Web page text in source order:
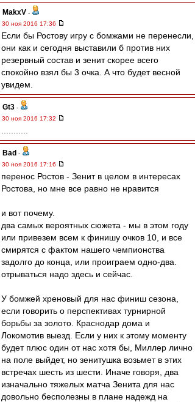
MakxV -
30 ноя 2016 17:36
Если бы Ростову игру с бомжами не перенесли,
они как и сегодня выставили б против них
резервный состав и зенит скорее всего
спокойно взял бы 3 очка. А что будет весной
увидем.
Gt3 -
30 ноя 2016 17:32
Bad -
30 ноя 2016 17:16
перенос Ростов - Зенит в целом в интересах
Ростова, но мне все равно не нравится
и вот почему.
два самых вероятных сюжета - мы в этом году
или привезем всем к финишу очков 10, и все
смирятся с фактом нашего чемпионства
задолго до конца, или проиграем одно-два.
отрываться надо здесь и сейчас.
У бомжей хреновый для нас финиш сезона,
если говорить о перспективах турнирной
борьбы за золото. Краснодар дома и
Локомотив выезд. Если у них к этому моменту
будет плюс один от нас хотя бы, Миллер лично
на поле выйдет, но зенитушка возьмет в этих
встречах шесть из шести. Иначе говоря, два
изначально тяжелых матча Зенита для нас
довольно бесполезны в плане надежд на